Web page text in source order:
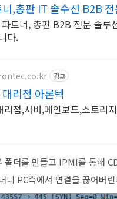
,총판 IT 솔수션 B2B 전
다.
광고
리점 아론텍
점,서버,메인보드,스토리
폴더를 만들고 IPMI를 통해
니 PC측에서 연결을 끊어버린